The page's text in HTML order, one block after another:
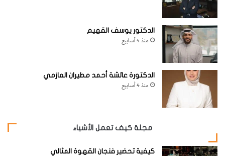
الدكتور يوسف القهيم
منذ 4 أسابيع
الدكتورة عائشة أحمد مطيران العازمي
منذ 4 أسابيع
مجلة كيف تعمل الأشياء
كيفية تحضير فنجان القهوة المثالي